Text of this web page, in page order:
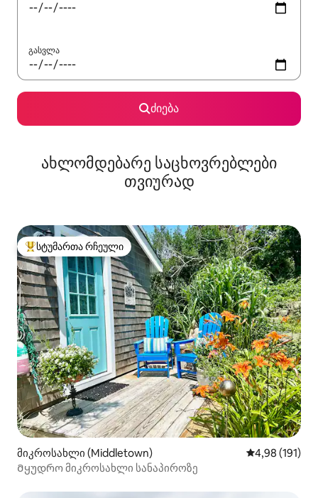
გასვლა
ძიება
ახლომდებარე საცხოვრებლები
თვიურად
სტუმართა რჩეული მოწინავე ვარიანტი
სტუმართა რჩეული
მიკროსახლი (Middletown) საშუალო
4,98 (191)
Მყუდრო მიკროსახლი სანაპიროზე